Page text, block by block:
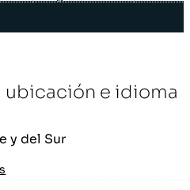
ubicación e idioma
y del Sur